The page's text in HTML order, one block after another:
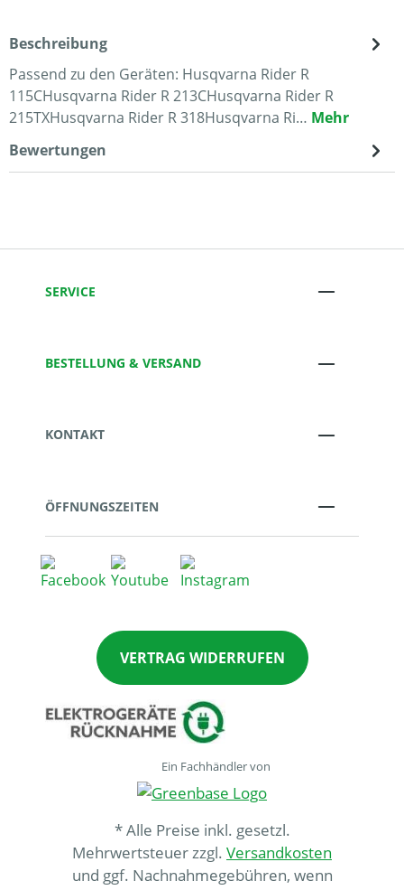
Beschreibung
Passend zu den Geräten: Husqvarna Rider R
115CHusqvarna Rider R 213CHusqvarna Rider R
215TXHusqvarna Rider R 318Husqvarna Ri… Mehr
Bewertungen
SERVICE
BESTELLUNG & VERSAND
KONTAKT
ÖFFNUNGSZEITEN
VERTRAG WIDERRUFEN
Ein Fachhändler von
* Alle Preise inkl. gesetzl.
Mehrwertsteuer zzgl. Versandkosten
und ggf. Nachnahmegebühren, wenn